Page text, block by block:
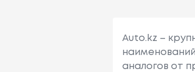
Auto.kz –
аналогов от